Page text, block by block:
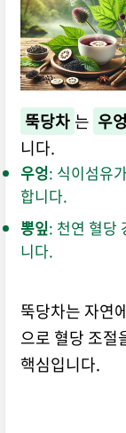
뚝당차 는 우엉
니다.
우엉: 식이섬유
합니다.
뽕잎: 천연 혈당
니다.
뚝당차는 자연
으로 혈당 조절
핵심입니다.